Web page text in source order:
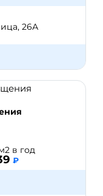
26А
в год
₽